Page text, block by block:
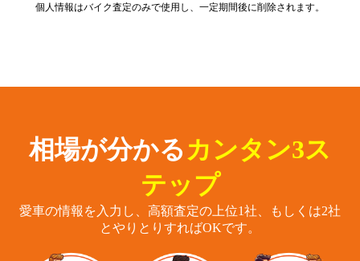
個人情報はバイク査定のみで使用し、一定期間後に削除されます。
相場が分かる カンタン3ス
テップ
愛車の情報を入力し、高額査定の上位1社、もしくは2社
とやりとりすればOKです。